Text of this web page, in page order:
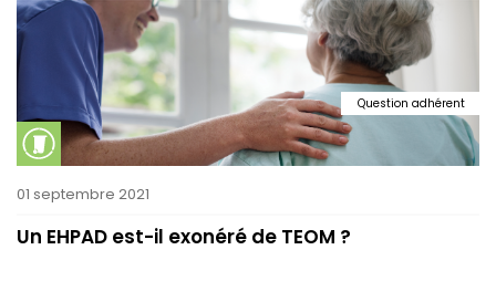
Question adhérent
01 septembre 2021
Un EHPAD est-il exonéré de TEOM ?